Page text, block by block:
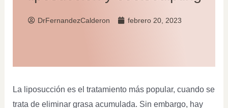
DrFernandezCalderon febrero 20, 2023
La liposucción es el tratamiento más popular, cuando se
trata de eliminar grasa acumulada. Sin embargo, hay